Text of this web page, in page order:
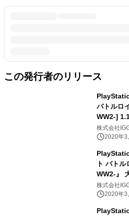
この発行者のリリース
バトルロ
WW2-]
ボイベン
株式会社
2020年3
ト バト
WW2-』
株式会社
2020年3